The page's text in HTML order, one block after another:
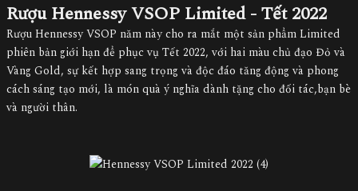
Rượu Hennessy VSOP Limited - Tết 2022
Rượu Hennessy VSOP năm này cho ra mắt một sản phẩm Limited
phiên bản giới hạn để phục vụ Tết 2022, với hai màu chủ đạo Đỏ và
Vàng Gold, sự kết hợp sang trọng và độc đáo tăng động và phong
cách sáng tạo mới, là món quà ý nghĩa dành tặng cho đối tác,bạn bè
và người thân.